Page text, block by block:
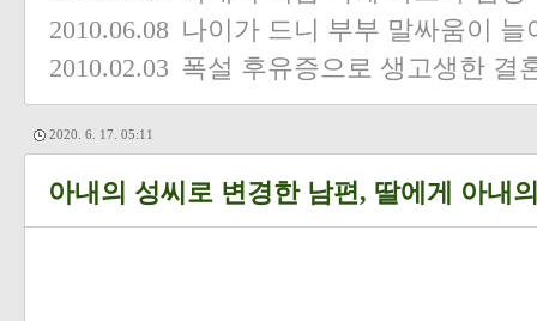
2010.06.08 나이가 드니 부부 말싸움이 늘
2010.02.03 폭설 후유증으로 생고생한 결
2020. 6. 17. 05:11
아내의 성씨로 변경한 남편, 딸에게 아내